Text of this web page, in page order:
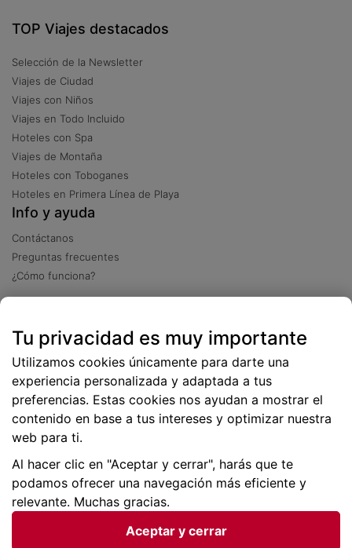
TOP Viajes destacados
Selección de la Newsletter
Viajes de Ciudad
Viajes con Niños
Viajes en Todo Incluido
Hoteles con Spa
Viajes de Montaña
Hoteles con Toboganes
Hoteles en Primera Línea de Playa
Info y ayuda
Contáctanos
Preguntas frecuentes
¿Cómo funciona?
Más de 2 millones de descargas
Tu privacidad es muy importante
Utilizamos cookies únicamente para darte una
experiencia personalizada y adaptada a tus
preferencias. Estas cookies nos ayudan a mostrar el
contenido en base a tus intereses y optimizar nuestra
web para ti.
Al hacer clic en "Aceptar y cerrar", harás que te
podamos ofrecer una navegación más eficiente y
relevante. Muchas gracias.
Aceptar y cerrar